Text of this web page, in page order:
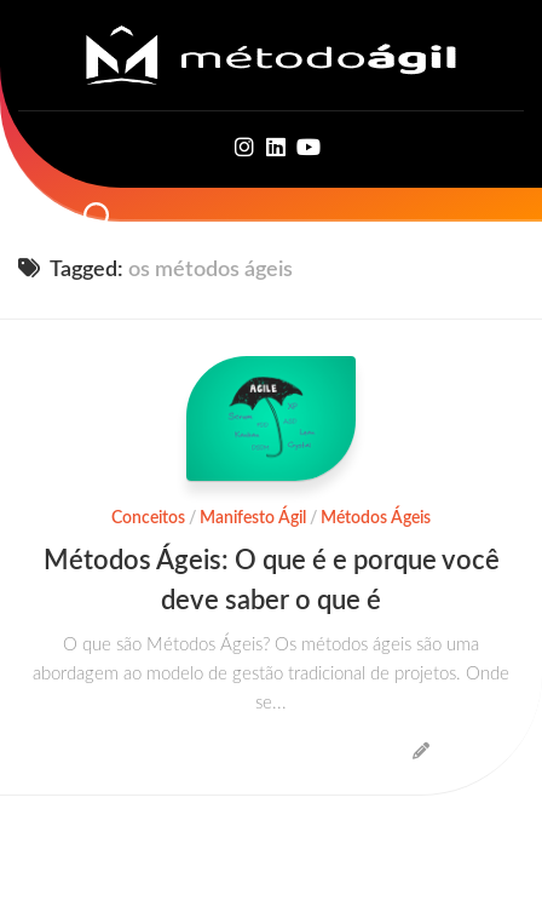
content
Tagged: os métodos ágeis
Conceitos / Manifesto Ágil / Métodos Ágeis
Métodos Ágeis: O que é e porque você
deve saber o que é
O que são Métodos Ágeis? Os métodos ágeis são uma
abordagem ao modelo de gestão tradicional de projetos. Onde
se...